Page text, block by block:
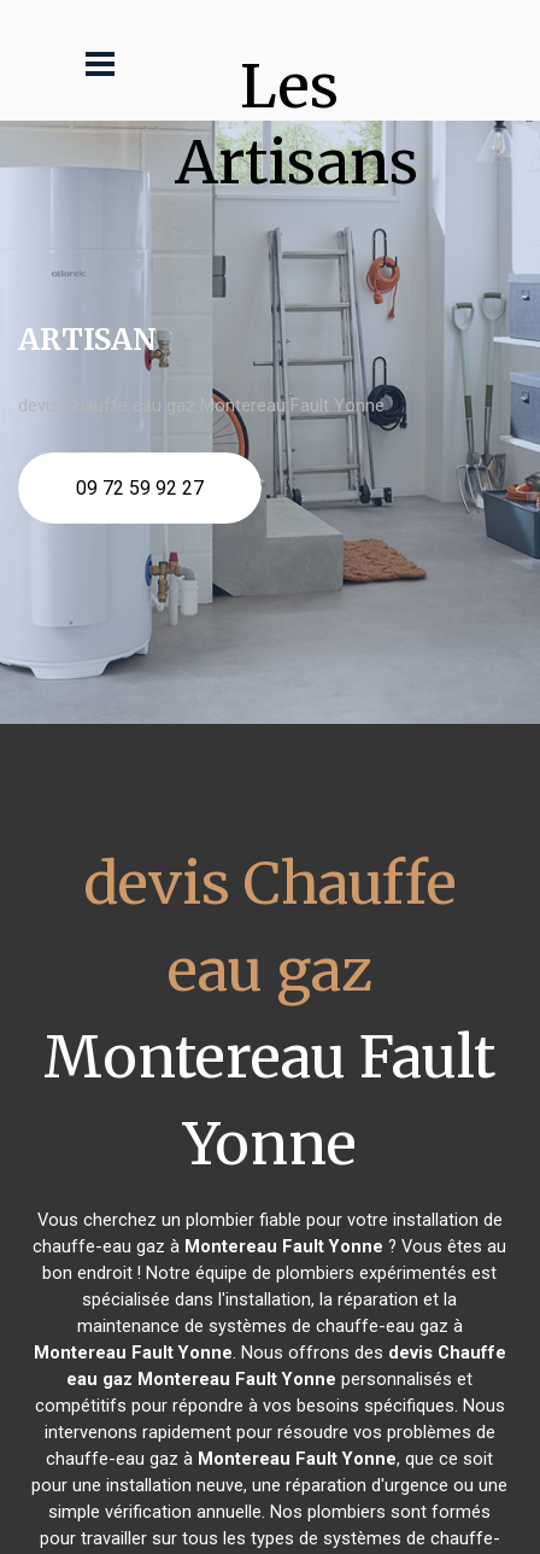
Les
Artisans
ARTISAN
devis Chauffe eau gaz Montereau Fault Yonne
09 72 59 92 27
devis Chauffe
eau gaz
Montereau Fault
Yonne
Vous cherchez un plombier fiable pour votre installation de
chauffe-eau gaz à Montereau Fault Yonne ? Vous êtes au
bon endroit ! Notre équipe de plombiers expérimentés est
spécialisée dans l'installation, la réparation et la
maintenance de systèmes de chauffe-eau gaz à
Montereau Fault Yonne. Nous offrons des devis Chauffe
eau gaz Montereau Fault Yonne personnalisés et
compétitifs pour répondre à vos besoins spécifiques. Nous
intervenons rapidement pour résoudre vos problèmes de
chauffe-eau gaz à Montereau Fault Yonne, que ce soit
pour une installation neuve, une réparation d'urgence ou une
simple vérification annuelle. Nos plombiers sont formés
pour travailler sur tous les types de systèmes de chauffe-